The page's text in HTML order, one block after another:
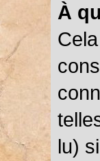
À
lu)